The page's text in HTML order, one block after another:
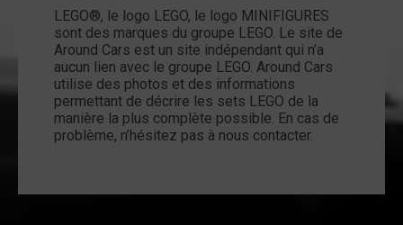
LEGO®, le logo LEGO, le logo MINIFIGURES
sont des marques du groupe LEGO. Le site de
Around Cars est un site indépendant qui n’a
aucun lien avec le groupe LEGO. Around Cars
utilise des photos et des informations
permettant de décrire les sets LEGO de la
manière la plus complète possible. En cas de
problème, n’hésitez pas à nous contacter.